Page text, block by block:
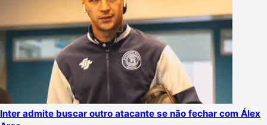
Inter admite buscar outro atacante se não fechar com Álex